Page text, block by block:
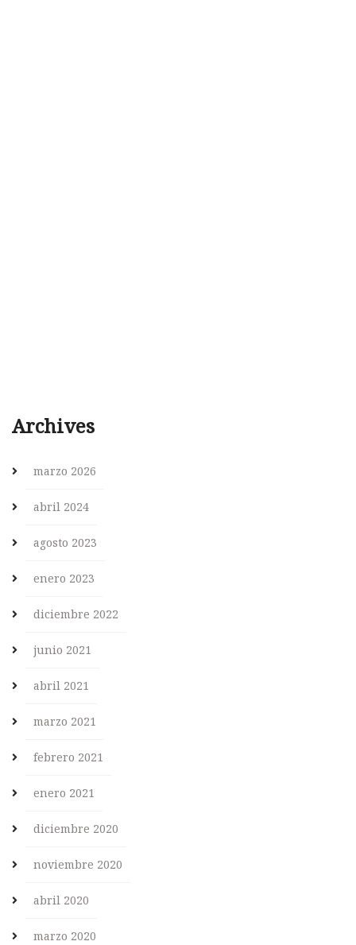
Archives
marzo 2026
abril 2024
agosto 2023
enero 2023
diciembre 2022
junio 2021
abril 2021
marzo 2021
febrero 2021
enero 2021
diciembre 2020
noviembre 2020
abril 2020
marzo 2020